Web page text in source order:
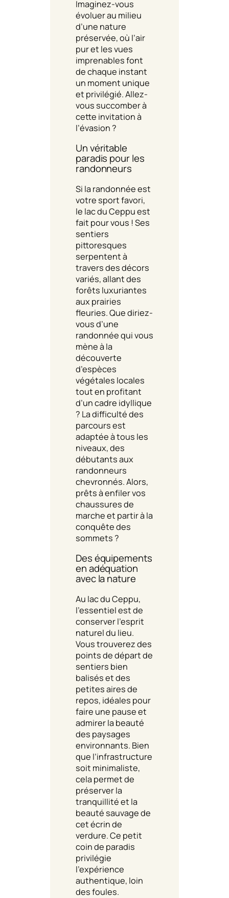
Imaginez-vous
évoluer au milieu
d’une nature
préservée, où l’air
pur et les vues
imprenables font
de chaque instant
un moment unique
et privilégié. Allez-
vous succomber à
cette invitation à
l’évasion ?
Un véritable
paradis pour les
randonneurs
Si la randonnée est
votre sport favori,
le lac du Ceppu est
fait pour vous ! Ses
sentiers
pittoresques
serpentent à
travers des décors
variés, allant des
forêts luxuriantes
aux prairies
fleuries. Que diriez-
vous d’une
randonnée qui vous
mène à la
découverte
d’espèces
végétales locales
tout en profitant
d’un cadre idyllique
? La difficulté des
parcours est
adaptée à tous les
niveaux, des
débutants aux
randonneurs
chevronnés. Alors,
prêts à enfiler vos
chaussures de
marche et partir à la
conquête des
sommets ?
Des équipements
en adéquation
avec la nature
Au lac du Ceppu,
l’essentiel est de
conserver l’esprit
naturel du lieu.
Vous trouverez des
points de départ de
sentiers bien
balisés et des
petites aires de
repos, idéales pour
faire une pause et
admirer la beauté
des paysages
environnants. Bien
que l’infrastructure
soit minimaliste,
cela permet de
préserver la
tranquillité et la
beauté sauvage de
cet écrin de
verdure. Ce petit
coin de paradis
privilégie
l’expérience
authentique, loin
des foules.